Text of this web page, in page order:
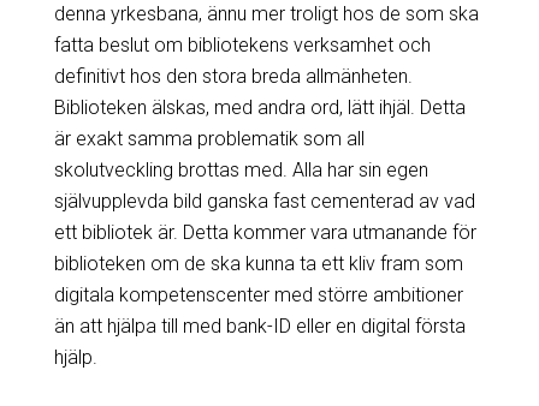
denna yrkesbana, ännu mer troligt hos de som ska
fatta beslut om bibliotekens verksamhet och
definitivt hos den stora breda allmänheten.
Biblioteken älskas, med andra ord, lätt ihjäl. Detta
är exakt samma problematik som all
skolutveckling brottas med. Alla har sin egen
självupplevda bild ganska fast cementerad av vad
ett bibliotek är. Detta kommer vara utmanande för
biblioteken om de ska kunna ta ett kliv fram som
digitala kompetenscenter med större ambitioner
än att hjälpa till med bank-ID eller en digital första
hjälp.